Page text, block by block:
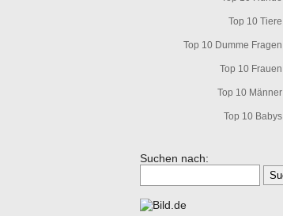
Top 10 Tiere
Top 10 Dumme Fragen
Top 10 Frauen
Top 10 Männer
Top 10 Babys
Suchen nach: